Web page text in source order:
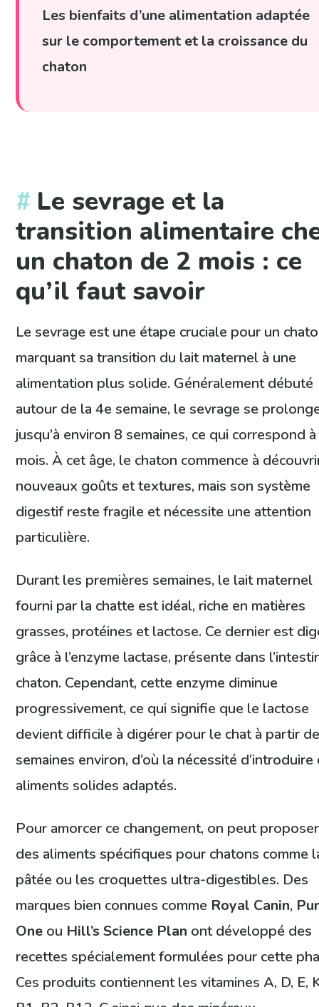
Les bienfaits d’une alimentation adaptée
sur le comportement et la croissance du
chaton
Le sevrage et la
transition alimentaire
un chaton de 2 mois : ce
qu’il faut savoir
Le sevrage est une étape cruciale pour un
marquant sa transition du lait maternel à une
alimentation plus solide. Généralement débuté
autour de la 4e semaine, le sevrage se
jusqu’à environ 8 semaines, ce qui correspond
mois. À cet âge, le chaton commence à
nouveaux goûts et textures, mais son système
digestif reste fragile et nécessite une attention
particulière.
Durant les premières semaines, le lait maternel
fourni par la chatte est idéal, riche en matières
grasses, protéines et lactose. Ce dernier est
grâce à l’enzyme lactase, présente dans
chaton. Cependant, cette enzyme diminue
progressivement, ce qui signifie que le lactose
devient difficile à digérer pour le chat à partir
semaines environ, d’où la nécessité d’introduire
aliments solides adaptés.
Pour amorcer ce changement, on peut proposer
des aliments spécifiques pour chatons comme
pâtée ou les croquettes ultra-digestibles. Des
marques bien connues comme Royal Canin,
One ou Hill’s Science Plan ont développé des
recettes spécialement formulées pour cette
Ces produits contiennent les vitamines A, D, E,